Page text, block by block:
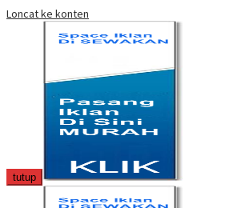
Loncat ke konten
tutup